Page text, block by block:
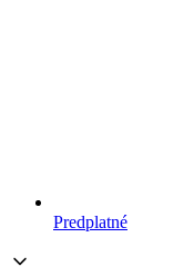
Predplatné